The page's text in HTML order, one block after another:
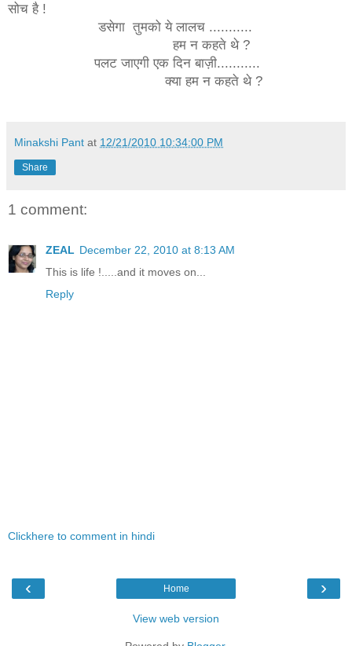
सोच है !
डसेगा तुमको ये लालच ...........
हम न कहते थे ?
पलट जाएगी एक दिन बाज़ी...........
क्या हम न कहते थे ?
Minakshi Pant at 12/21/2010 10:34:00 PM
Share
1 comment:
ZEAL December 22, 2010 at 8:13 AM
This is life !.....and it moves on...
Reply
Clickhere to comment in hindi
‹ ›
Home
View web version